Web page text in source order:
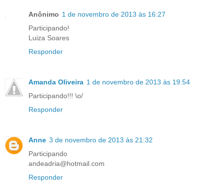
Anônimo 1 de novembro de 2013 às 16:27
Participando!
Luiza Soares
Responder
Amanda Oliveira 1 de novembro de 2013 às 19:54
Participando!!! \o/
Responder
Anne 3 de novembro de 2013 às 21:32
Participando
andeadria@hotmail.com
Responder